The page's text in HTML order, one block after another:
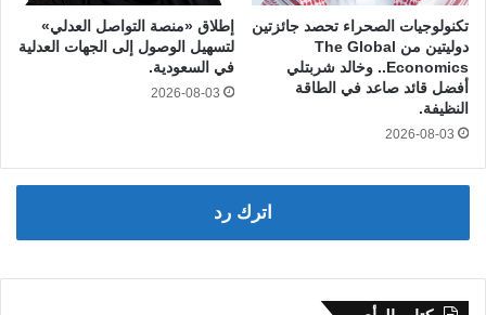
تكنولوجيات الصحراء تحصد جائزتين
دوليتين من The Global
Economics.. وخالد شربتلي
أفضل قائد صاعد في الطاقة
النظيفة.
2026-08-03
إطلاق «منصة التواصل العدلي»
لتسهيل الوصول إلى الجهات العدلية
في السعودية.
2026-08-03
اترك رد